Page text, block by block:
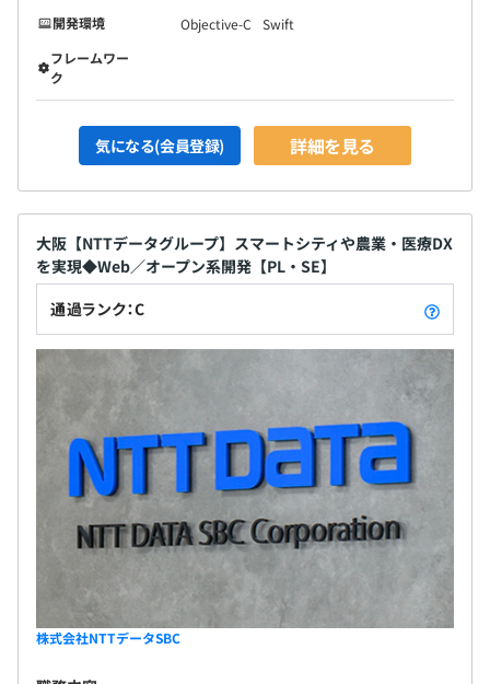
開発環境
Objective-C
Swift
フレームワー
ク
気になる(会員登録) 詳細を見る
大阪【NTTデータグループ】スマートシティや農業・医療DX
を実現◆Web／オープン系開発【PL・SE】
通過ランク：C
株式会社NTTデータSBC